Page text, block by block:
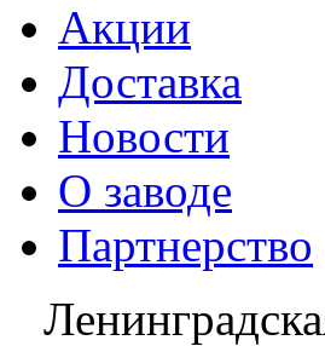
Акции
Доставка
Новости
О заводе
Партнерство